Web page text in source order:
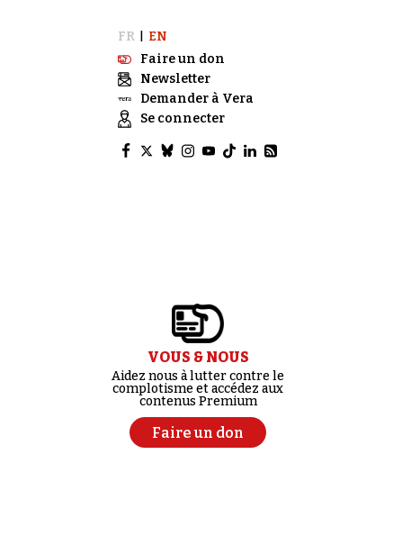
FR
EN
Faire un don
Newsletter
Demander à Vera
Se connecter
VOUS & NOUS
Aidez nous à lutter contre le
complotisme et accédez aux
contenus Premium
Faire un don